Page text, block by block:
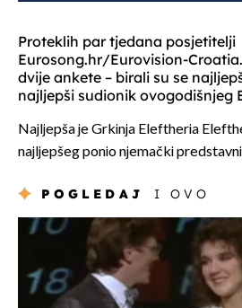
Proteklih par tjedana posjetitelji
Eurosong.hr/Eurovision-
dvije ankete – birali su se
najljepši sudionik ovogodišnjeg
Najljepša je Grkinja Eleftheria
najljepšeg ponio njemački
POGLEDAJ I OVO